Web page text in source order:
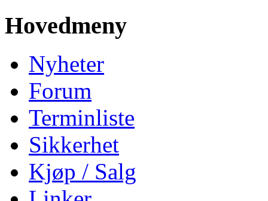
Hovedmeny
Nyheter
Forum
Terminliste
Sikkerhet
Kjøp / Salg